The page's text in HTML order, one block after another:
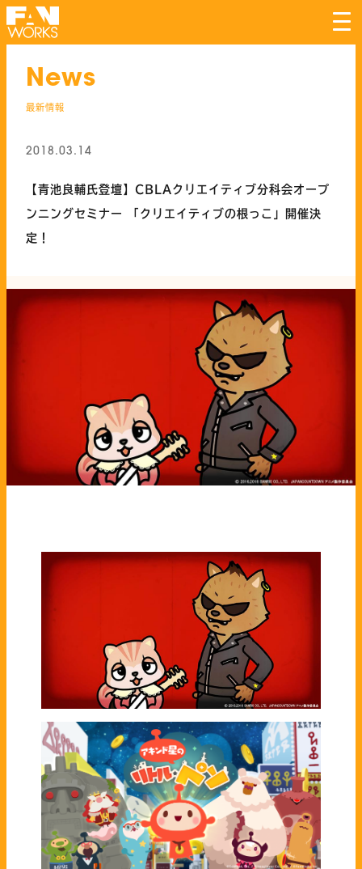
News
最新情報
2018.03.14
【青池良輔氏登壇】CBLAクリエイティブ分科会オープ
ンニングセミナー 「クリエイティブの根っこ」開催決
定！